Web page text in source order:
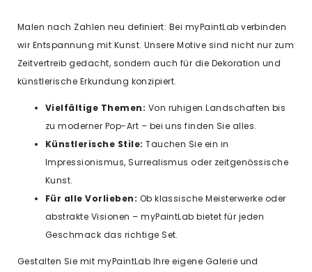
Malen nach Zahlen neu definiert: Bei myPaintLab verbinden
wir Entspannung mit Kunst. Unsere Motive sind nicht nur zum
Zeitvertreib gedacht, sondern auch für die Dekoration und
künstlerische Erkundung konzipiert.
Vielfältige Themen: Von ruhigen Landschaften bis
zu moderner Pop-Art – bei uns finden Sie alles.
Künstlerische Stile: Tauchen Sie ein in
Impressionismus, Surrealismus oder zeitgenössische
Kunst.
Für alle Vorlieben: Ob klassische Meisterwerke oder
abstrakte Visionen – myPaintLab bietet für jeden
Geschmack das richtige Set.
Gestalten Sie mit myPaintLab Ihre eigene Galerie und